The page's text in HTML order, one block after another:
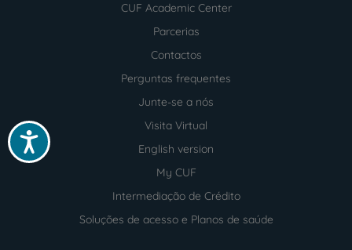
Acessibilidade
CUF Academic Center
Parcerias
Contactos
Perguntas frequentes
Junte-se a nós
Visita Virtual
English version
My CUF
Intermediação de Crédito
Soluções de acesso e Planos de saúde